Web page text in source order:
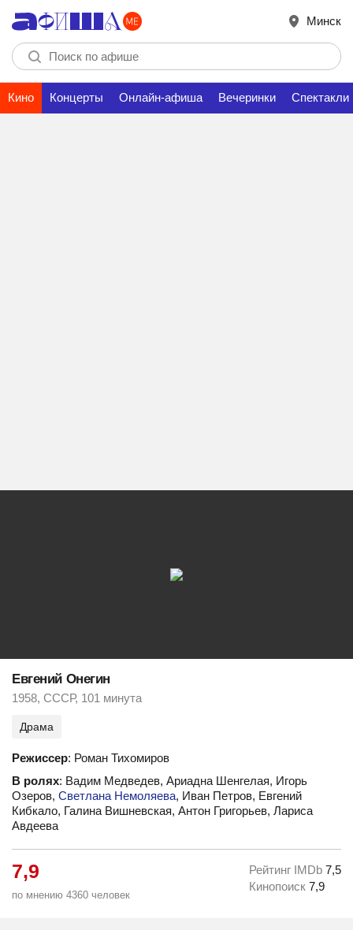
Минск
Кино Концерты Онлайн-афиша Вечеринки Спектакли
Евгений Онегин
1958, СССР, 101 минута
Драма
Режиссер: Роман Тихомиров
В ролях: Вадим Медведев, Ариадна Шенгелая, Игорь
Озеров, Светлана Немоляева, Иван Петров, Евгений
Кибкало, Галина Вишневская, Антон Григорьев, Лариса
Авдеева
7,9
по мнению 4360 человек
Рейтинг IMDb 7,5
Кинопоиск 7,9